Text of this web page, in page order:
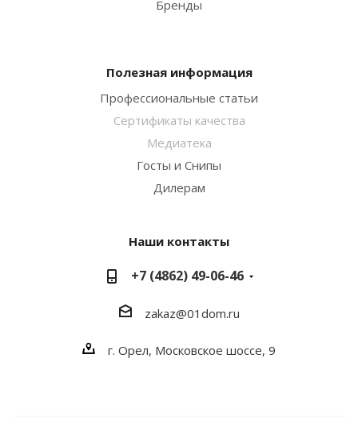
Бренды
Полезная информация
Профессиональные статьи
Сертификаты качества
Медиатека
Госты и Снипы
Дилерам
Наши контакты
+7 (4862) 49-06-46
zakaz@01dom.ru
г. Орел, Московское шоссе, 9